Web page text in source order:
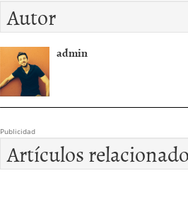
Autor
admin
Publicidad
Artículos